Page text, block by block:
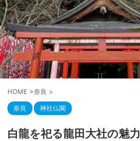
HOME >奈良 >
奈良 神社仏閣
白龍を祀る龍田大社の魅力